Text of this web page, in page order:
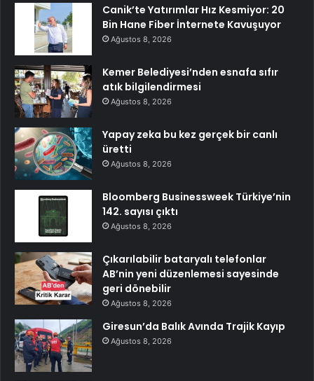
Canik’te Yatırımlar Hız Kesmiyor: 20
Bin Hane Fiber İnternete Kavuşuyor
Ağustos 8, 2026
Kemer Belediyesi’nden esnafa sıfır
atık bilgilendirmesi
Ağustos 8, 2026
Yapay zeka bu kez gerçek bir canlı
üretti
Ağustos 8, 2026
Bloomberg Businessweek Türkiye’nin
142. sayısı çıktı
Ağustos 8, 2026
Çıkarılabilir bataryalı telefonlar
AB’nin yeni düzenlemesi sayesinde
geri dönebilir
Ağustos 8, 2026
Giresun’da Balık Avında Trajik Kayıp
Ağustos 8, 2026